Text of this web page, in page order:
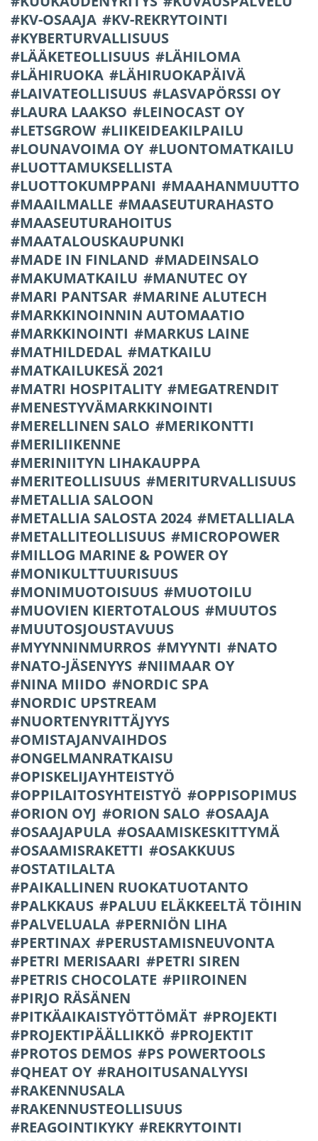
KV-OSAAJA
KV-REKRYTOINTI
KYBERTURVALLISUUS
LÄÄKETEOLLISUUS
LÄHILOMA
LÄHIRUOKA
LÄHIRUOKAPÄIVÄ
LAIVATEOLLISUUS
LASVAPÖRSSI OY
LAURA LAAKSO
LEINOCAST OY
LETSGROW
LIIKEIDEAKILPAILU
LOUNAVOIMA OY
LUONTOMATKAILU
LUOTTAMUKSELLISTA
LUOTTOKUMPPANI
MAAHANMUUTTO
MAAILMALLE
MAASEUTURAHASTO
MAASEUTURAHOITUS
MAATALOUSKAUPUNKI
MADE IN FINLAND
MADEINSALO
MAKUMATKAILU
MANUTEC OY
MARI PANTSAR
MARINE ALUTECH
MARKKINOINNIN AUTOMAATIO
MARKKINOINTI
MARKUS LAINE
MATHILDEDAL
MATKAILU
MATKAILUKESÄ 2021
MATRI HOSPITALITY
MEGATRENDIT
MENESTYVÄMARKKINOINTI
MERELLINEN SALO
MERIKONTTI
MERILIIKENNE
MERINIITYN LIHAKAUPPA
MERITEOLLISUUS
MERITURVALLISUUS
METALLIA SALOON
METALLIA SALOSTA 2024
METALLIALA
METALLITEOLLISUUS
MICROPOWER
MILLOG MARINE & POWER OY
MONIKULTTUURISUUS
MONIMUOTOISUUS
MUOTOILU
MUOVIEN KIERTOTALOUS
MUUTOS
MUUTOSJOUSTAVUUS
MYYNNINMURROS
MYYNTI
NATO
NATO-JÄSENYYS
NIIMAAR OY
NINA MIIDO
NORDIC SPA
NORDIC UPSTREAM
NUORTENYRITTÄJYYS
OMISTAJANVAIHDOS
ONGELMANRATKAISU
OPISKELIJAYHTEISTYÖ
OPPILAITOSYHTEISTYÖ
OPPISOPIMUS
ORION OYJ
ORION SALO
OSAAJA
OSAAJAPULA
OSAAMISKESKITTYMÄ
OSAAMISRAKETTI
OSAKKUUS
OSTATILALTA
PAIKALLINEN RUOKATUOTANTO
PALKKAUS
PALUU ELÄKKEELTÄ TÖIHIN
PALVELUALA
PERNIÖN LIHA
PERTINAX
PERUSTAMISNEUVONTA
PETRI MERISAARI
PETRI SIREN
PETRIS CHOCOLATE
PIIROINEN
PIRJO RÄSÄNEN
PITKÄAIKAISTYÖTTÖMÄT
PROJEKTI
PROJEKTIPÄÄLLIKKÖ
PROJEKTIT
PROTOS DEMOS
PS POWERTOOLS
QHEAT OY
RAHOITUSANALYYSI
RAKENNUSALA
RAKENNUSTEOLLISUUS
REAGOINTIKYKY
REKRYTOINTI